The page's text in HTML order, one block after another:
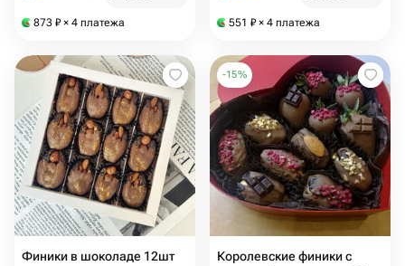
873 ₽ × 4 платежа 551 ₽ × 4 платежа
Финики в шоколаде 12шт
-15%
Королевские финики с